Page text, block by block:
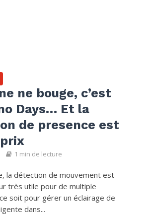
ne bouge, c’est
Days… Et la
de presence est
1 min de lecture
la détection de mouvement est
très utile pour de multiple
soit pour gérer un éclairage de
dans...